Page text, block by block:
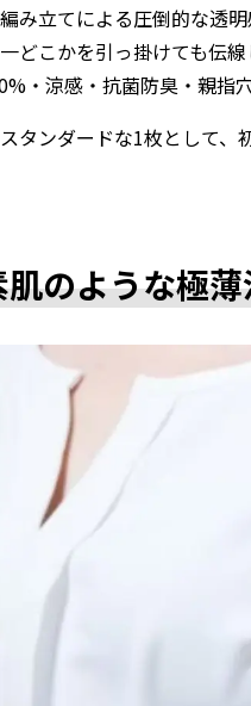
み立てによる圧倒的な透
どこかを引っ掛けても伝
・涼感・抗菌防臭・親指
タンダードな1枚として
のような極